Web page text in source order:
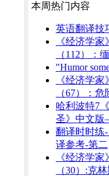
本周热门内容
英语翻译技
《经济学
（112）：
"Humor
《经济学
（67）：
哈利波特7
圣》中文
翻译时时练
译参考-第二
《经济学
（30）:克